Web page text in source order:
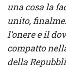
una cosa la
unito,
l’onere e il
compatto
della